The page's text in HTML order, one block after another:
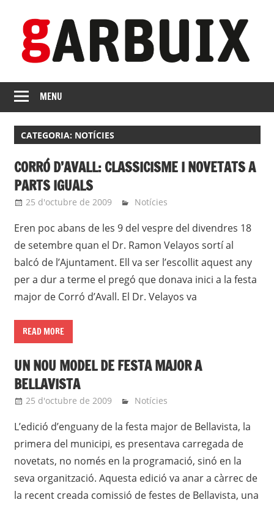
content
GARBUIX
Independent
de
Franqueses
MENU
CATEGORIA: NOTÍCIES
CORRÓ D’AVALL: CLASSICISME I NOVETATS A
PARTS IGUALS
25 d'octubre de 2009 roger
Notícies
Eren poc abans de les 9 del vespre del divendres 18
de setembre quan el Dr. Ramon Velayos sortí al
balcó de l’Ajuntament. Ell va ser l’escollit aquest any
per a dur a terme el pregó que donava inici a la festa
major de Corró d’Avall. El Dr. Velayos va
READ MORE
UN NOU MODEL DE FESTA MAJOR A
BELLAVISTA
25 d'octubre de 2009 roger
Notícies
L’edició d’enguany de la festa major de Bellavista, la
primera del municipi, es presentava carregada de
novetats, no només en la programació, sinó en la
seva organització. Aquesta edició va anar a càrrec de
la recent creada comissió de festes de Bellavista, una